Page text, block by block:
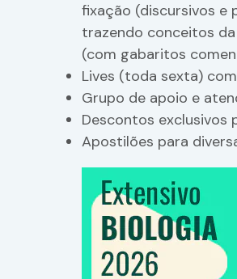
fixação (discursivos e
trazendo conceitos
(com gabaritos
Lives (toda sexta)
Grupo de apoio e
Descontos exclusivos
Apostilões para